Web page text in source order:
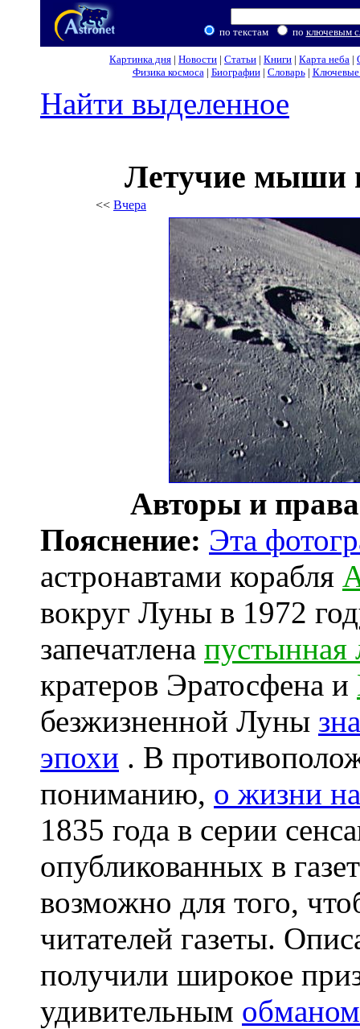
по текстам по ключевым
Картинка дня | Новости | Статьи | Книги | Карта неба |
Физика космоса| Биографии| Словарь| Ключевые
Найти выделенное
Летучие мыши
<< Вчера
Авторы и
Пояснение: Эта
астронавтами корабля
вокруг Луны в 1972
запечатлена пустынная
кратеров Эратосфена и
безжизненной Луны
эпохи . В
пониманию, о жизни
1835 года в серии
опубликованных в
возможно для того,
читателей газеты.
получили широкое
удивительным